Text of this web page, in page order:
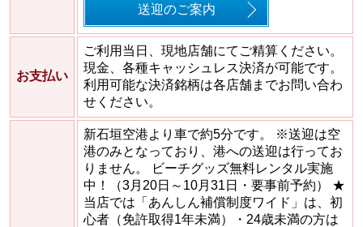
送迎のご案内
お支払い
ご利用当日、現地店舗にてご精算ください。
現金、各種キャッシュレス決済が可能です。
利用可能な決済銘柄は各店舗までお問い合わ
せください。
新石垣空港より車で約5分です。 ※送迎は空
港のみとなっており、港への送迎は行ってお
りません。 ビーチグッズ無料レンタル実施
中！（3月20日～10月31日・要事前予約） ★
当店では「あんしん補償制度ワイド」は、初
心者（免許取得1年未満）・24歳未満の方は